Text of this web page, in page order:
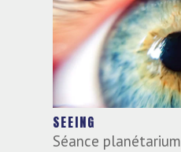
SEEING
Séance planétarium